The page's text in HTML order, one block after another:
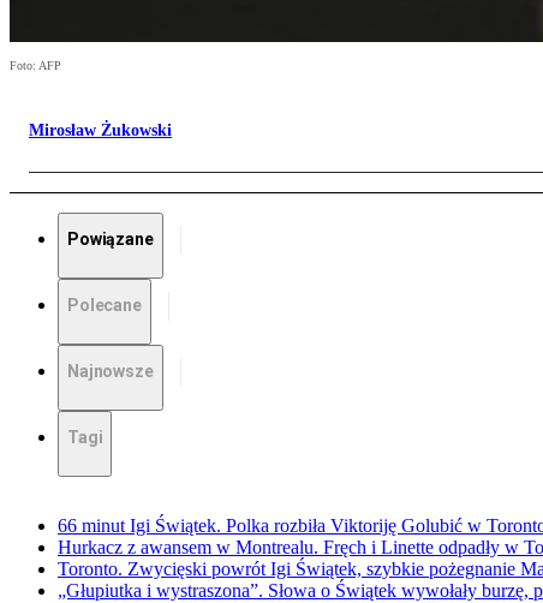
Foto: AFP
Mirosław Żukowski
Powiązane
Polecane
Najnowsze
Tagi
66 minut Igi Świątek. Polka rozbiła Viktoriję Golubić w
Hurkacz z awansem w Montrealu. Fręch i Linette odpadły w
Toronto. Zwycięski powrót Igi Świątek, szybkie pożegnanie
„Głupiutka i wystraszona”. Słowa o Świątek wywołały burzę,